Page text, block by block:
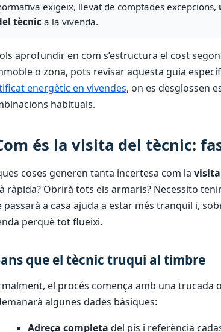
exigeix, llevat de comptades excepcions,
tècnica la vivenda.
aprofundir en com s’estructura el cost
o zona, pots revisar aquesta guia
energètic en vivendes, on es desglossen
habituals.
és la visita del tècnic:
coses generen tanta incertesa com la
ràpida? Obrirà tots els armaris? Necessito
passarà a casa ajuda a estar més tranquil i,
perquè tot flueixi.
que el tècnic truqui al timbre
el procés comença amb una trucada
algunes dades bàsiques:
Adreça completa del pis i referència